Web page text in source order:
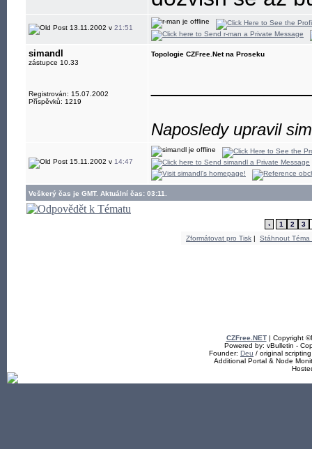
13.11.2002 v 21:51
simandl
zástupce 10.33
Registrován: 15.07.2002
Příspěvků: 1219
Topologie CZFree.Net na Proseku
Naposledy upravil
15.11.2002 v 14:47
Veškerý čas je GMT. Aktuální čas: 03:11.
‹ 1 2
3
Zformátovat pro Tisk | Stáhnout Téma
CZFree.NET| Copyright
Powered by: vBulletin -
Founder: Deu / original
Additional Portal & Node